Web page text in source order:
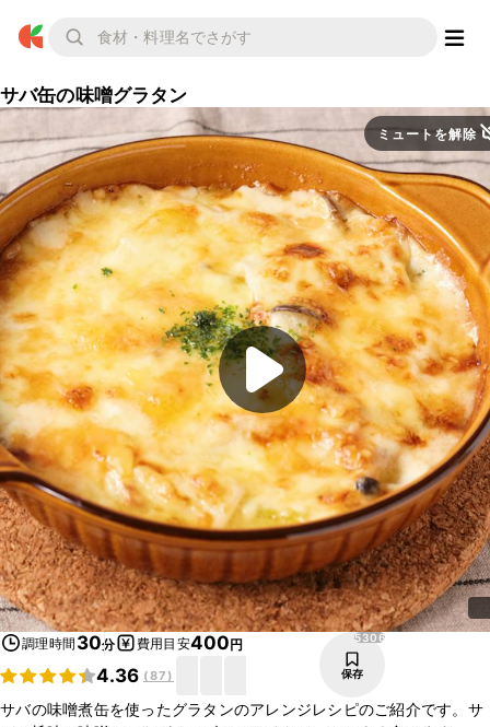
サバ缶の味噌グラタン
ミュートを解除
調理時間 30分 費用目安400円
4.36 (87)
5306
保存
サバの味噌煮缶を使ったグラタンのアレンジレシピのご紹介です。サ